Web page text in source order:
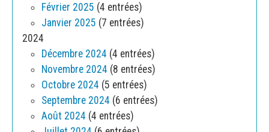
Février 2025 (4 entrées)
Janvier 2025 (7 entrées)
2024
Décembre 2024 (4 entrées)
Novembre 2024 (8 entrées)
Octobre 2024 (5 entrées)
Septembre 2024 (6 entrées)
Août 2024 (4 entrées)